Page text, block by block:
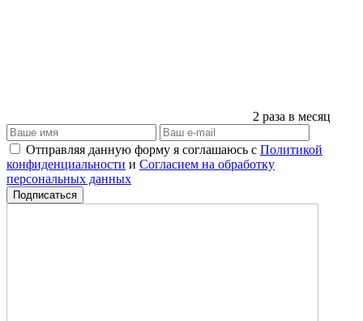
2 раза в месяц
Отправляя данную форму я соглашаюсь с Политикой
конфиденциальности и Согласием на обработку
персональных данных
Подписаться